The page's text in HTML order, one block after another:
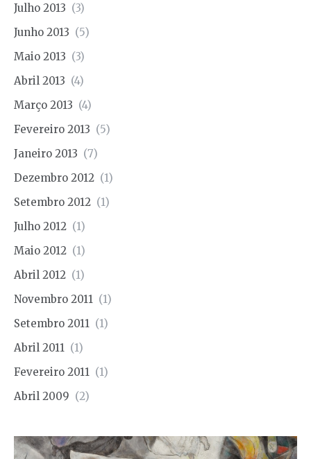
Julho 2013 (3)
Junho 2013 (5)
Maio 2013 (3)
Abril 2013 (4)
Março 2013 (4)
Fevereiro 2013 (5)
Janeiro 2013 (7)
Dezembro 2012 (1)
Setembro 2012 (1)
Julho 2012 (1)
Maio 2012 (1)
Abril 2012 (1)
Novembro 2011 (1)
Setembro 2011 (1)
Abril 2011 (1)
Fevereiro 2011 (1)
Abril 2009 (2)